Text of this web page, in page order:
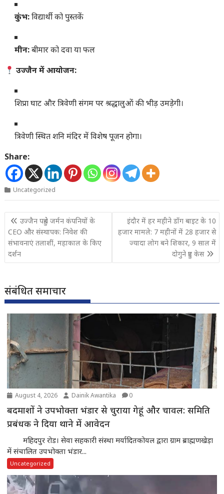
कुंभ:विद्यार्थी को पुस्तकें
मीन:बीमार को दवा या फल
उज्जैन में आयोजन:
शिप्रा घाट और त्रिवेणी संगम पर श्रद्धालुओं की भीड़ उमड़ेगी।
त्रिवेणी स्थित शनि मंदिर में विशेष पूजन होगा।
Share:
Uncategorized
Post
navigation
उज्जैन पहुंचे जर्मन कंपनियों के
CEO और संस्थापक: निवेश की
संभावनाएं तलाशीं, महाकाल के किए
दर्शन
इंदौर में हर महीने डॉग बाइट के 10
हजार मामले: 7 महीनों में 28 हजार से
ज्यादा लोग बने शिकार, 9 साल में
दोगुने हुए केस
संबंधित समाचार
August 4, 2026 Dainik Awantika 0
बदमाशों ने उपभोक्ता भंडार से चुराया गेहूं और चावल: समिति
प्रबंधक ने दिया थाने में आवेदन
महिदपुर रोड। सेवा सहकारी संस्था मर्यादितकोयल द्वारा ग्राम ब्राह्मणखेड़ा
में संचालित उपभोक्ता भंडार...
Uncategorized